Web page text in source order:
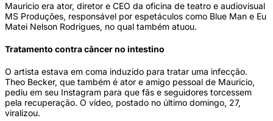
Mauricio era ator, diretor e CEO da oficina de teatro e audiovisual
MS Produções, responsável por espetáculos como Blue Man e Eu
Matei Nelson Rodrigues, no qual também atuou.
Tratamento contra câncer no intestino
O artista estava em coma induzido para tratar uma infecção.
Theo Becker, que também é ator e amigo pessoal de Mauricio,
pediu em seu Instagram para que fãs e seguidores torcessem
pela recuperação. O vídeo, postado no último domingo, 27,
viralizou.